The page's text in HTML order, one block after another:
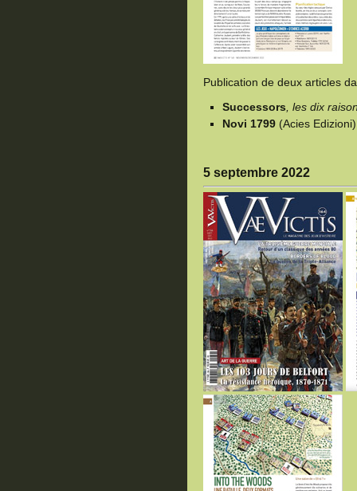
Publication de deux articles
Successors , les dix
Novi 1799 (Acies
5 septembre 2022